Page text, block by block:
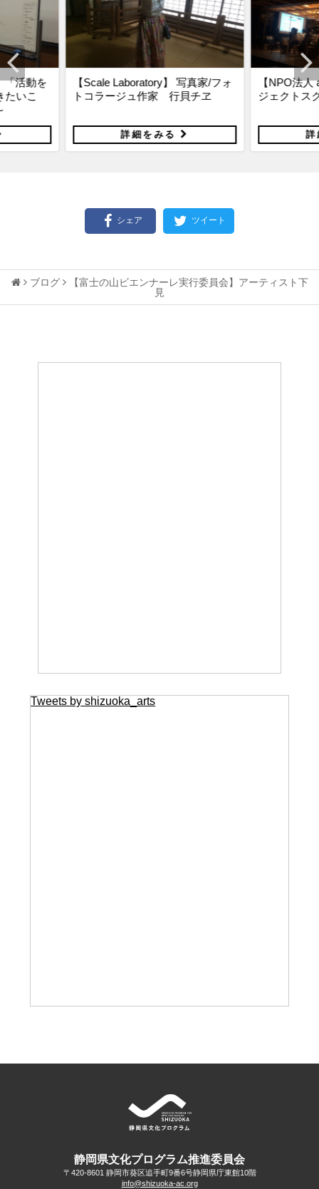
真家/フォ
チヱ
【NPO法人 atamista】アーツプロ
ジェクトスクール＠熱海が熱い！
詳細をみる
【Scale
松崎
シェア ツイート
ブログ 【富士の山ビエンナーレ実行委員会】アーティスト下
見
Tweets by shizuoka_arts
静岡県文化プログラム推進委員会
〒420-8601 静岡市葵区追手町9番6号静岡県庁東館10階
info@shizuoka-ac.org